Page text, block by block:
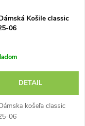
Košile classic
06
DETAIL
košeľa classic
06